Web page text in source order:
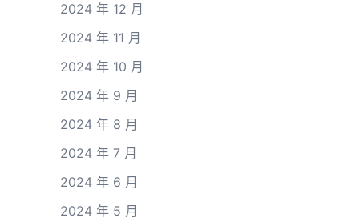
2024 年 12 月
2024 年 11 月
2024 年 10 月
2024 年 9 月
2024 年 8 月
2024 年 7 月
2024 年 6 月
2024 年 5 月